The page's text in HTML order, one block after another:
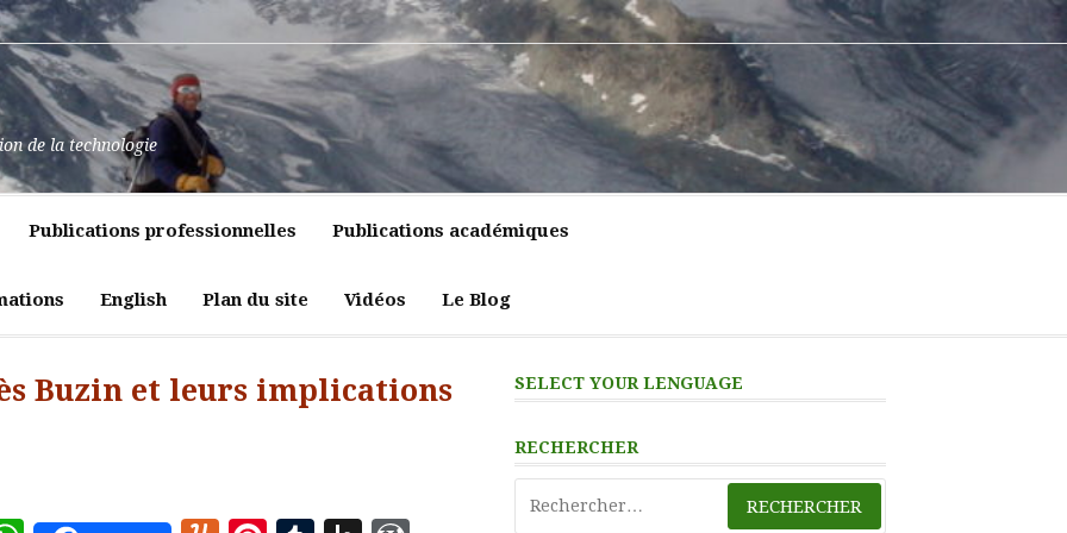
de la technologie
Publications professionnelles Publications académiques
English Plan du site Vidéos Le Blog
Buzin et leurs implications SELECT YOUR LENGUAGE
RECHERCHER